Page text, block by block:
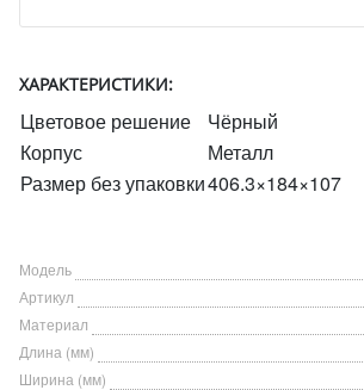
ХАРАКТЕРИСТИКИ:
Цветовое решение
Чёрный
Корпус
Металл
Размер без упаковки406.3×184×107
Модель
Артикул
Материал
Длина (мм)
Ширина (мм)